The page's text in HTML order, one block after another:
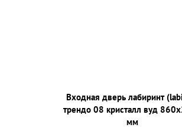
Входная дверь лабиринт
трендо 08 кристалл вуд
мм